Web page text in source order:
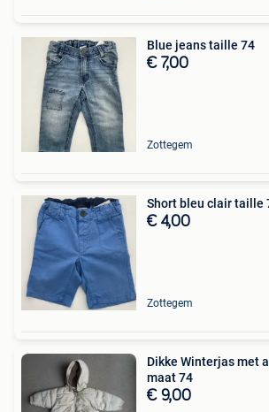
Blue jeans taille 74
€ 7,00
Zottegem
Short bleu clair taille
€ 4,00
Zottegem
Dikke Winterjas met
maat 74
€ 9,00